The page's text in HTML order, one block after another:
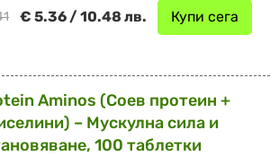
Купи сега
€ 5.36 / 10.48 лв.
Aminos (Соев протеин +
– Мускулна сила и
100 таблетки